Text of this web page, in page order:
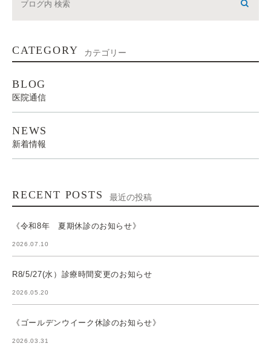
CATEGORY カテゴリー
BLOG
医院通信
NEWS
新着情報
RECENT POSTS 最近の投稿
《令和8年 夏期休診のお知らせ》
2026.07.10
R8/5/27(水）診療時間変更のお知らせ
2026.05.20
《ゴールデンウイーク休診のお知らせ》
2026.03.31